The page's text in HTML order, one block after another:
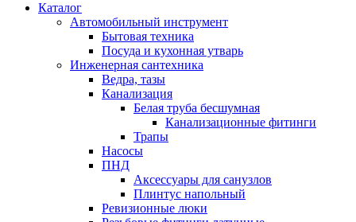
Каталог
Автомобильный инструмент
Бытовая техника
Посуда и кухонная утварь
Инженерная сантехника
Ведра, тазы
Канализация
Белая труба бесшумная
Канализационные фитинги
Трапы
Насосы
ПНД
Аксессуары для санузлов
Плинтус напольный
Ревизионные люки